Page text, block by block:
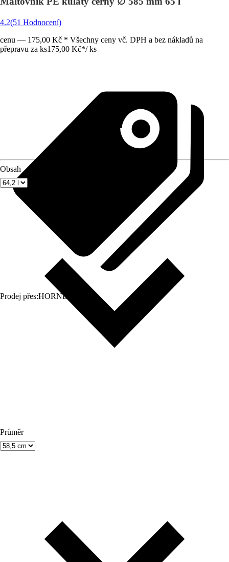
4.2(51 Hodnocení)
cenu — 175,00 Kč * Všechny ceny vč. DPH a bez nákladů na
přepravu za ks175,00 Kč*/ ks
Prodej přes:HORNBACH
Obsah
Průměr